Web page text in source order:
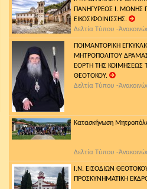
ΠΑΝΗΓΥΡΕΩΣ Ι. ΜΟΝΗΣ
ΕΙΚΟΣΙΦΟΙΝΙΣΣΗΣ.
Δελτία Τύπου -
ΠΟΙΜΑΝΤΟΡΙΚΗ
ΜΗΤΡΟΠΟΛΙΤΟΥ
ΕΟΡΤΗ ΤΗΣ ΚΟΙΜΗΣΕΩΣ
ΘΕΟΤΟΚΟΥ.
Δελτία Τύπου -
Κατασκήνωση
Δελτία Τύπου -
Ι.Ν. ΕΙΣΟΔΙΩΝ
ΠΡΟΣΚΥΝΗΜΑΤΙΚΗ